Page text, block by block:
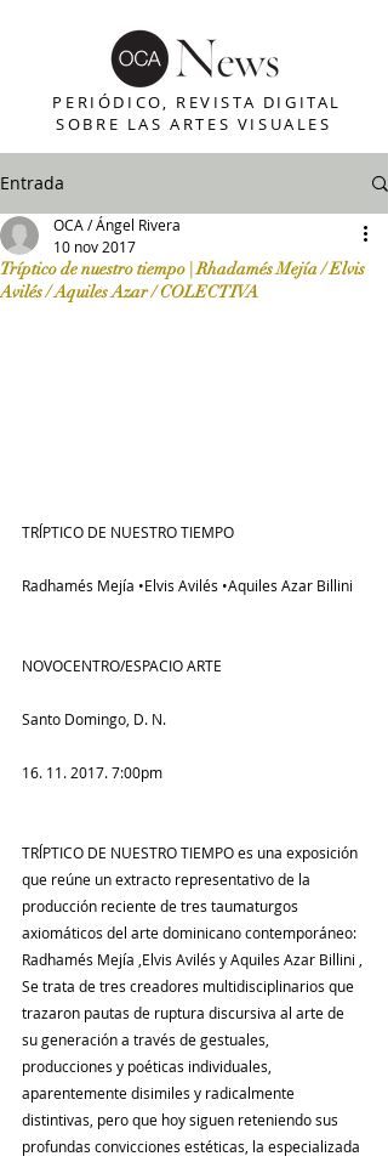
PERIÓDICO, REVISTA DIGITAL
SOBRE LAS ARTES VISUALES
Entrada
Tríptico de nuestro tiempo | Rhadamés Mejía / Elvis
Avilés / Aquiles Azar / COLECTIVA
OCA / Ángel Rivera
10 nov 2017
TRĺPTICO DE NUESTRO TIEMPO
Radhamés Mejía •Elvis Avilés •Aquiles Azar Billini
NOVOCENTRO/ESPACIO ARTE
Santo Domingo, D. N.
16. 11. 2017. 7:00pm
TRĺPTICO DE NUESTRO TIEMPO es una exposición
que reúne un extracto representativo de la
producción reciente de tres taumaturgos
axiomáticos del arte dominicano contemporáneo:
Radhamés Mejía ,Elvis Avilés y Aquiles Azar Billini ,
Se trata de tres creadores multidisciplinarios que
trazaron pautas de ruptura discursiva al arte de
su generación a través de gestuales,
producciones y poéticas individuales,
aparentemente disimiles y radicalmente
distintivas, pero que hoy siguen reteniendo sus
profundas convicciones estéticas, la especializada